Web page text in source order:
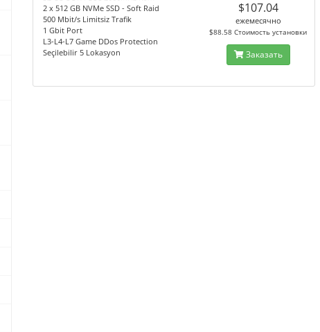
2 x 512 GB NVMe SSD - Soft Raid
500 Mbit/s Limitsiz Trafik
1 Gbit Port
L3-L4-L7 Game DDos Protection
Seçilebilir 5 Lokasyon
$107.04
ежемесячно
$88.58 Стоимость установки
Заказать